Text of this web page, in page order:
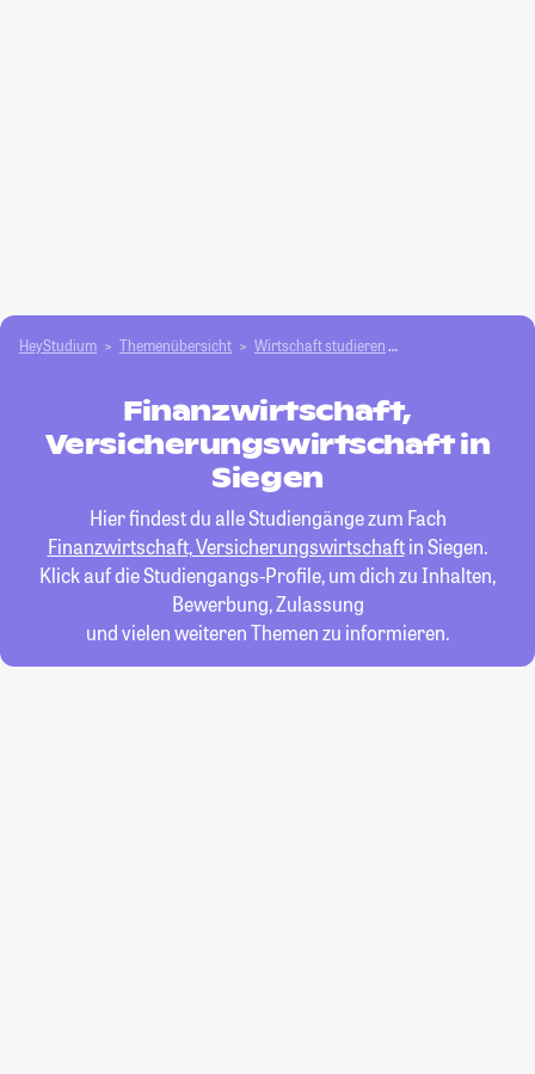
HeyStudium Themenübersicht Wirtschaft studieren
Finanzwirtschaft,
Versicherungswirtschaft in
Siegen
Hier findest du alle Studiengänge zum Fach
Finanzwirtschaft, Versicherungswirtschaftin Siegen.
Klick auf die Studiengangs-Profile, um dich zu Inhalten,
Bewerbung, Zulassung
und vielen weiteren Themen zu informieren.